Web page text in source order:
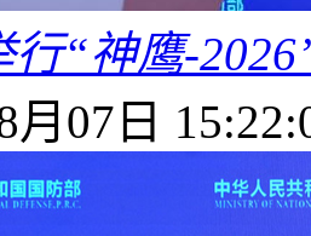
行“神鹰-
月07日